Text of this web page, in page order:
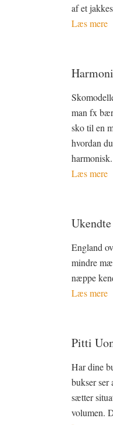
af et
Læs mere
man fx
sko til en
hvordan
harmonisk.
Læs mere
England
mindre
næppe
Læs mere
Pitti
Har dine
bukser ser
sætter
volumen.